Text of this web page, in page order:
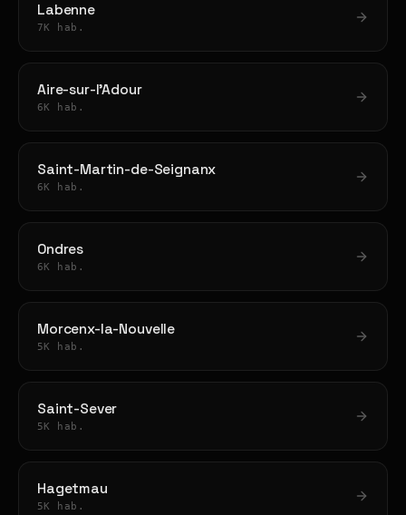
Labenne
7K hab.
Aire-sur-l'Adour
6K hab.
Saint-Martin-de-Seignanx
6K hab.
Ondres
6K hab.
Morcenx-la-Nouvelle
5K hab.
Saint-Sever
5K hab.
Hagetmau
5K hab.